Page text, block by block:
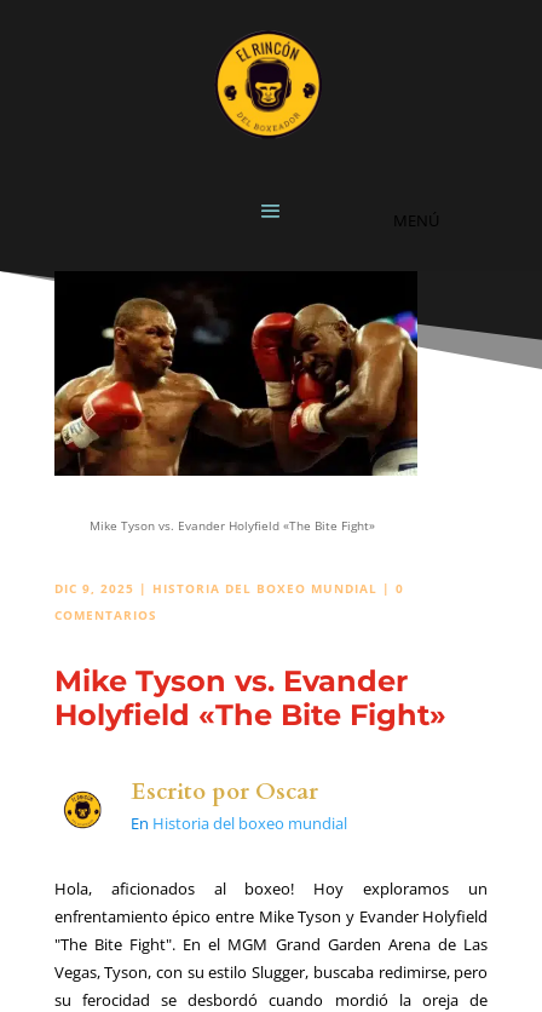
Mike Tyson vs. Evander Holyfield «The Bite Fight»
DIC 9, 2025 | HISTORIA DEL BOXEO MUNDIAL | 0
COMENTARIOS
Mike Tyson vs. Evander
Holyfield «The Bite Fight»
Escrito por Oscar
En Historia del boxeo mundial
Hola, aficionados al boxeo! Hoy exploramos un
enfrentamiento épico entre Mike Tyson y Evander Holyfield
"The Bite Fight". En el MGM Grand Garden Arena de Las
Vegas, Tyson, con su estilo Slugger, buscaba redimirse, pero
su ferocidad se desbordó cuando mordió la oreja de